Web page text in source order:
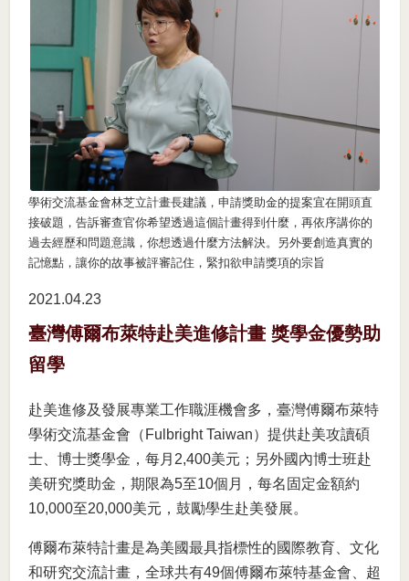
學術交流基金會林芝立計畫長建議，申請獎助金的提案宜在開頭直
接破題，告訴審查官你希望透過這個計畫得到什麼，再依序講你的
過去經歷和問題意識，你想透過什麼方法解決。另外要創造真實的
記憶點，讓你的故事被評審記住，緊扣欲申請獎項的宗旨
2021.04 23
臺灣傅爾布萊特赴美進修計畫 獎學金優勢助
留學
赴美進修及發展專業工作職涯機會多，臺灣傅爾布萊特
學術交流基金會（Fulbright Taiwan）提供赴美攻讀碩
士、博士獎學金，每月2,400美元；另外國內博士班赴
美研究獎助金，期限為5至10個月，每名固定金額約
10,000至20,000美元，鼓勵學生赴美發展。
傅爾布萊特計畫是為美國最具指標性的國際教育、文化
和研究交流計畫，全球共有49個傅爾布萊特基金會、超